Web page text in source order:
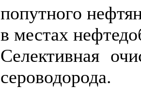
попутного
в местах
Селективная
сероводорода.